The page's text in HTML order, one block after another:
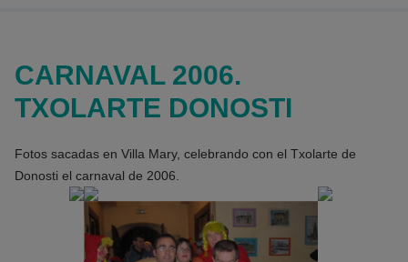
CARNAVAL 2006.
TXOLARTE DONOSTI
Fotos sacadas en Villa Mary, celebrando con el Txolarte de
Donosti el carnaval de 2006.